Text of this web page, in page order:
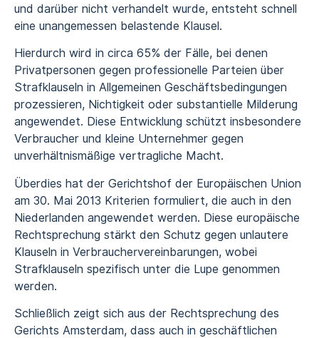
und darüber nicht verhandelt wurde, entsteht schnell
eine unangemessen belastende Klausel.
Hierdurch wird in circa 65% der Fälle, bei denen
Privatpersonen gegen professionelle Parteien über
Strafklauseln in Allgemeinen Geschäftsbedingungen
prozessieren, Nichtigkeit oder substantielle Milderung
angewendet. Diese Entwicklung schützt insbesondere
Verbraucher und kleine Unternehmer gegen
unverhältnismäßige vertragliche Macht.
Überdies hat der Gerichtshof der Europäischen Union
am 30. Mai 2013 Kriterien formuliert, die auch in den
Niederlanden angewendet werden. Diese europäische
Rechtsprechung stärkt den Schutz gegen unlautere
Klauseln in Verbrauchervereinbarungen, wobei
Strafklauseln spezifisch unter die Lupe genommen
werden.
Schließlich zeigt sich aus der Rechtsprechung des
Gerichts Amsterdam, dass auch in geschäftlichen